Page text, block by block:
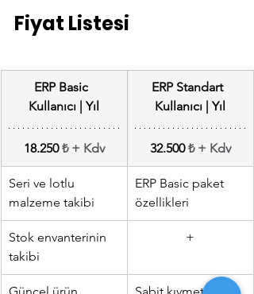
Fiyat Listesi
ERP Basic
Kullanıcı | Yıl
18.250 ₺ + Kdv
ERP Standart
Kullanıcı | Yıl
32.500 ₺ + Kdv
Seri ve lotlu
malzeme takibi
ERP Basic paket
özellikleri
Stok envanterinin
takibi
+